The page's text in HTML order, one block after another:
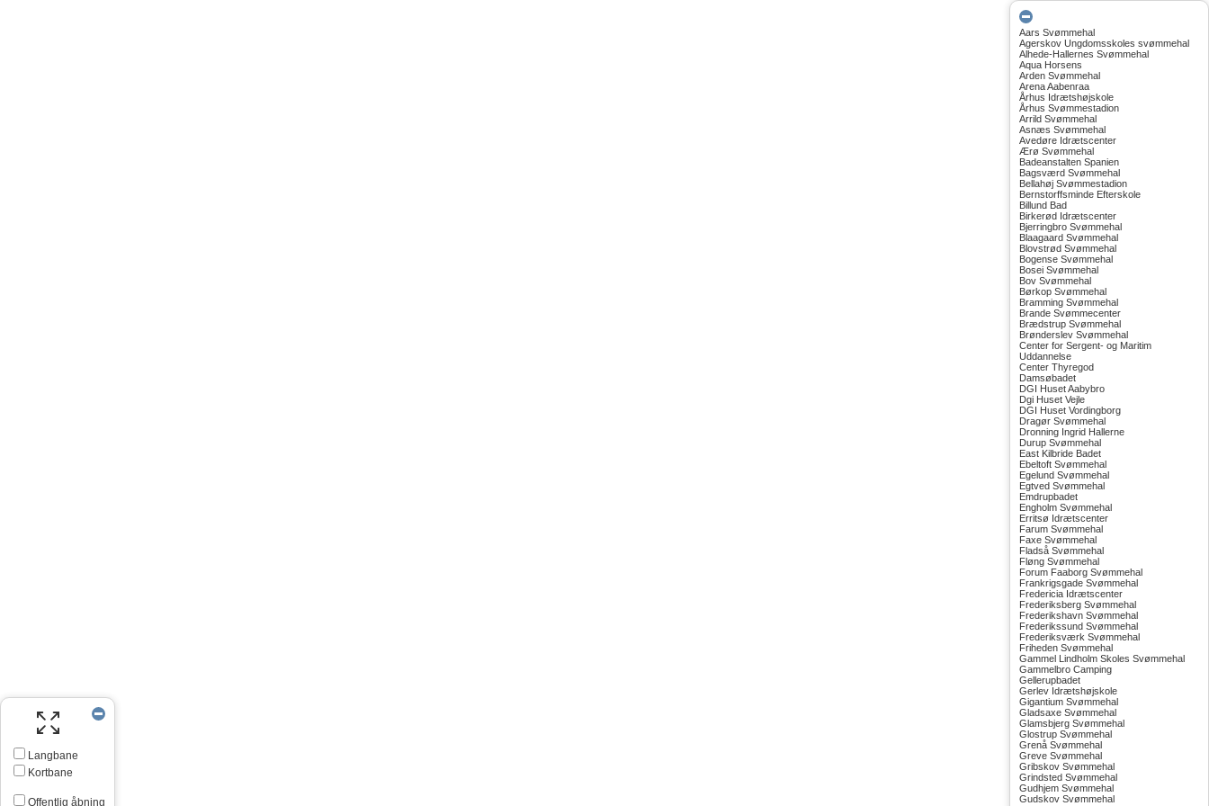
Langbane
Kortbane
Offentlig åbning
Aars Svømmehal
Agerskov Ungdomsskoles svømmehal
Alhede-Hallernes Svømmehal
Aqua Horsens
Arden Svømmehal
Arena Aabenraa
Århus Idrætshøjskole
Århus Svømmestadion
Arrild Svømmehal
Asnæs Svømmehal
Avedøre Idrætscenter
Ærø Svømmehal
Badeanstalten Spanien
Bagsværd Svømmehal
Bellahøj Svømmestadion
Bernstorffsminde Efterskole
Billund Bad
Birkerød Idrætscenter
Bjerringbro Svømmehal
Blaagaard Svømmehal
Blovstrød Svømmehal
Bogense Svømmehal
Bosei Svømmehal
Bov Svømmehal
Børkop Svømmehal
Bramming Svømmehal
Brande Svømmecenter
Brædstrup Svømmehal
Brønderslev Svømmehal
Center for Sergent- og Maritim
Uddannelse
Center Thyregod
Damsøbadet
DGI Huset Aabybro
Dgi Huset Vejle
DGI Huset Vordingborg
Dragør Svømmehal
Dronning Ingrid Hallerne
Durup Svømmehal
East Kilbride Badet
Ebeltoft Svømmehal
Egelund Svømmehal
Egtved Svømmehal
Emdrupbadet
Engholm Svømmehal
Erritsø Idrætscenter
Farum Svømmehal
Faxe Svømmehal
Fladså Svømmehal
Fløng Svømmehal
Forum Faaborg Svømmehal
Frankrigsgade Svømmehal
Fredericia Idrætscenter
Frederiksberg Svømmehal
Frederikshavn Svømmehal
Frederikssund Svømmehal
Frederiksværk Svømmehal
Friheden Svømmehal
Gammel Lindholm Skoles Svømmehal
Gammelbro Camping
Gellerupbadet
Gerlev Idrætshøjskole
Gigantium Svømmehal
Gladsaxe Svømmehal
Glamsbjerg Svømmehal
Glostrup Svømmehal
Grenå Svømmehal
Greve Svømmehal
Gribskov Svømmehal
Grindsted Svømmehal
Gudhjem Svømmehal
Gudskov Svømmehal